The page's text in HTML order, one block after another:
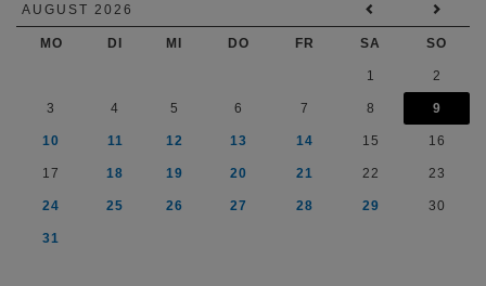
AUGUST 2026
MO DI MI DO FR SA SO
1 2
3 4 5 6 7 8 9
10 11 12 13 14 15 16
17 18 19 20 21 22 23
24 25 26 27 28 29 30
31